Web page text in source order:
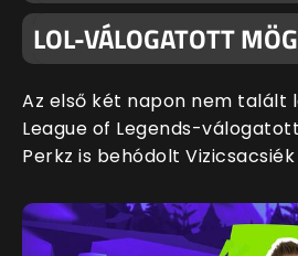
LOL-VÁLOGATOTT
Az első két napon nem talált
League of Legends-
Perkz is behódolt